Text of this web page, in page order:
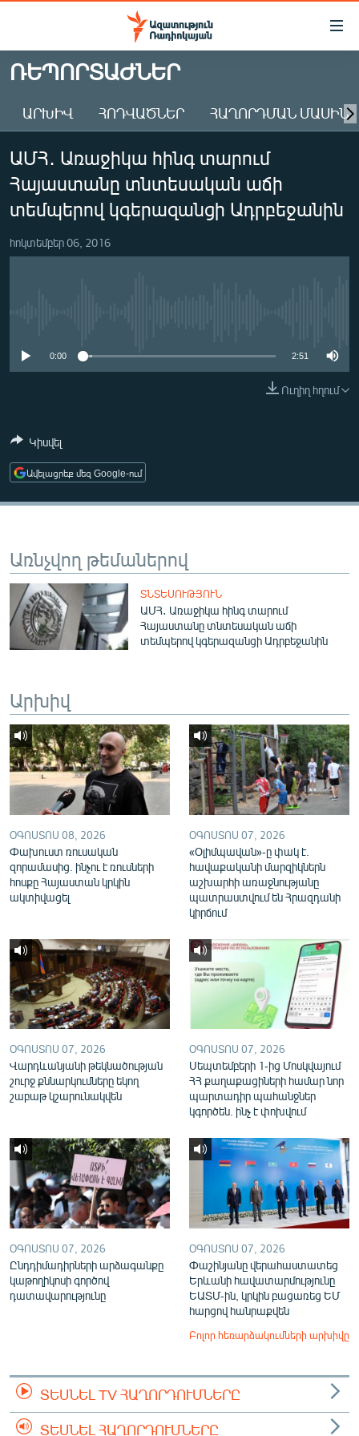
Մատչելիության
Անցնել
հիմնական
Անցնել
հիմնական
մենյուին
Որոնում
ԱԶԱՏՈՒԹՅՈՒՆ TV
ՀԱՅԱՍՏԱՆ
ԸՆՏՐՈՒԹՅՈՒՆՆԵՐ 2026
ԻՐԱՎՈՒՆՔ
ՏՆՏԵՍՈՒԹՅՈՒՆ
ՄԻՋԱԶԳԱՅԻՆ
ՄԵԿՆԱԲԱՆՈՒԹՅՈՒՆ
ՏՏ ԵՒ ԻՆՏԵՐՆԵՏ
ՏԵՍԱՆՅՈՒԹԵՐ
ԲԱՆԱՎԵՃ
ՁԳՏԵԼՈՎ ԼԱՎԱԳՈՒՅՆԻՆ
Հայերեն
English
Русский
ՀԵՏԵՎԵՔ ՄԵԶ
«Ազատության» բոլոր կայքերը
ՌԵՊՈՐՏԱԺՆԵՐ
ԱՐԽԻՎ ՀՈԴՎԱԾՆԵՐ ՀԱՂՈՐԴՄԱՆ ՄԱՍԻՆ
ԱՄՀ․ Առաջիկա հինգ տարում
Հայաստանը տնտեսական աճի
տեմպերով կգերազանցի Ադրբեջանին
հոկտեմբեր 06, 2016
0:00 2:51
Ուղիղ հղում
Կիսվել
Ավելացրեք մեզ Google-ում
Առնչվող թեմաներով
ՏՆՏԵՍՈՒԹՅՈՒՆ
ԱՄՀ․ Առաջիկա հինգ տարում
Հայաստանը տնտեսական աճի
տեմպերով կգերազանցի Ադրբեջանին
Արխիվ
ՕԳՈՍՏՈՍ 08, 2026
Փախուստ ռուսական
զորամասից. ինչու է ռուսների
հոսքը Հայաստան կրկին
ակտիվացել
ՕԳՈՍՏՈՍ 07, 2026
«Օլիմպավան»-ը փակ է.
հավաքականի մարզիկներն
աշխարհի առաջնությանը
պատրաստվում են Հրազդանի
կիրճում
ՕԳՈՍՏՈՍ 07, 2026
Վարդևանյանի թեկնածության
շուրջ քննարկումները եկող
շաբաթ կշարունակվեն
ՕԳՈՍՏՈՍ 07, 2026
Սեպտեմբերի 1-ից Մոսկվայում
ՀՀ քաղաքացիների համար նոր
պարտադիր պահանջներ
կգործեն. ինչ է փոխվում
ՕԳՈՍՏՈՍ 07, 2026
Ընդդիմադիրների արձագանքը
կաթողիկոսի գործով
դատավարությունը
ՕԳՈՍՏՈՍ 07, 2026
Փաշինյանը վերահաստատեց
Երևանի հավատարմությունը
ԵԱՏՄ-ին, կրկին բացառեց ԵՄ
հարցով հանրաքվեն
Բոլոր հեռարձակումների արխիվը
ՏԵՍՆԵԼ TV ՀԱՂՈՐԴՈՒՄՆԵՐԸ
ՏԵՍՆԵԼ ՀԱՂՈՐԴՈՒՄՆԵՐԸ